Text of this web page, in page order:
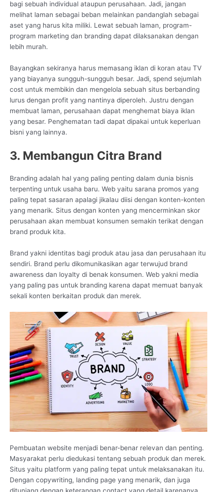
bagi sebuah individual ataupun perusahaan. Jadi, jangan
melihat laman sebagai beban melainkan pandanglah sebagai
aset yang harus kita miliki. Lewat sebuah laman, program-
program marketing dan branding dapat dilaksanakan dengan
lebih murah.
Bayangkan sekiranya harus memasang iklan di koran atau TV
yang biayanya sungguh-sungguh besar. Jadi, spend sejumlah
cost untuk membikin dan mengelola sebuah situs berbanding
lurus dengan profit yang nantinya diperoleh. Justru dengan
membuat laman, perusahaan dapat menghemat biaya iklan
yang besar. Penghematan tadi dapat dipakai untuk keperluan
bisni yang lainnya.
3. Membangun Citra Brand
Branding adalah hal yang paling penting dalam dunia bisnis
terpenting untuk usaha baru. Web yaitu sarana promos yang
paling tepat sasaran apalagi jikalau diisi dengan konten-konten
yang menarik. Situs dengan konten yang mencerminkan skor
perusahaan akan membuat konsumen semakin terikat dengan
brand produk kita.
Brand yakni identitas bagi produk atau jasa dan perusahaan itu
sendiri. Brand perlu dikomunikasikan agar terwujud brand
awareness dan loyalty di benak konsumen. Web yakni media
yang paling pas untuk branding karena dapat memuat banyak
sekali konten berkaitan produk dan merek.
Pembuatan website menjadi benar-benar relevan dan penting.
Masyarakat perlu diedukasi tentang sebuah produk dan merek.
Situs yaitu platform yang paling tepat untuk melaksanakan itu.
Dengan copywriting, landing page yang menarik, dan juga